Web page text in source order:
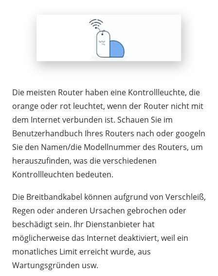
Die meisten Router haben eine Kontrollleuchte, die
orange oder rot leuchtet, wenn der Router nicht mit
dem Internet verbunden ist. Schauen Sie im
Benutzerhandbuch Ihres Routers nach oder googeln
Sie den Namen/die Modellnummer des Routers, um
herauszufinden, was die verschiedenen
Kontrollleuchten bedeuten.
Die Breitbandkabel können aufgrund von Verschleiß,
Regen oder anderen Ursachen gebrochen oder
beschädigt sein. Ihr Dienstanbieter hat
möglicherweise das Internet deaktiviert, weil ein
monatliches Limit erreicht wurde, aus
Wartungsgründen usw.